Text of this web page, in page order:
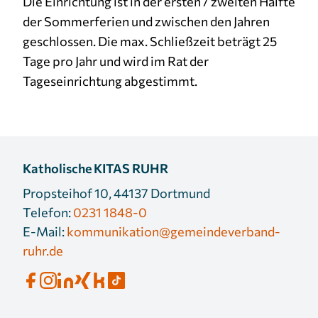
der Sommerferien und zwischen den Jahren
geschlossen. Die max. Schließzeit beträgt 25
Tage pro Jahr und wird im Rat der
Tageseinrichtung abgestimmt.
Katholische KITAS RUHR
Propsteihof 10, 44137 Dortmund
Telefon:0231 1848-0
E-Mail:kommunikation@gemeindeverband-
ruhr.de
Cookie Laufzeit:
3 Monate